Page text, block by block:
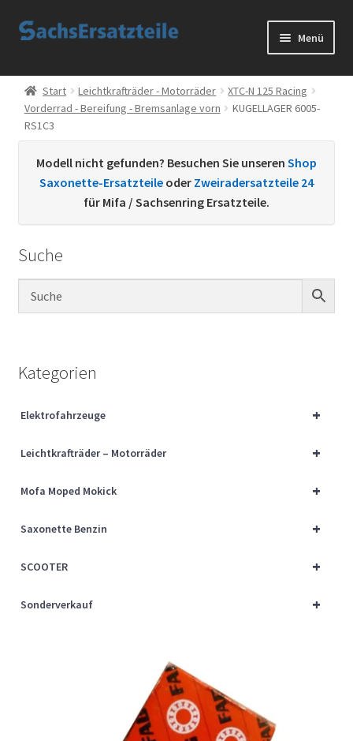
Zur
Zum
Menü
Start
AGB
Datenschutzerklärung
Sachs Ersatzteile
Über uns
Vertrag widerrufen
Widerrufsbelehrung
Cart
Checkout
Start Leichtkrafträder - Motorräder
XTC-N 125 Racing
Vorderrad - Bereifung - Bremsanlage vorn
KUGELLAGER 6005-
RS1C3
Modell nicht gefunden? Besuchen Sie unseren Shop
Saxonette-Ersatzteile oder Zweiradersatzteile 24
für Mifa / Sachsenring Ersatzteile.
Suche
Kategorien
+
Elektrofahrzeuge
+
Leichtkrafträder – Motorräder
+
Mofa Moped Mokick
+
Saxonette Benzin
+
SCOOTER
+
Sonderverkauf